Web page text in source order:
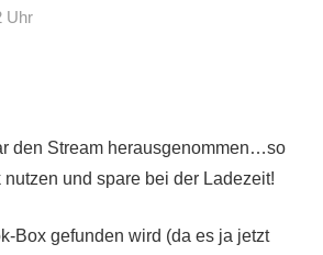
Uhr
den Stream herausgenommen…so
und spare bei der Ladezeit!
Box gefunden wird (da es ja jetzt